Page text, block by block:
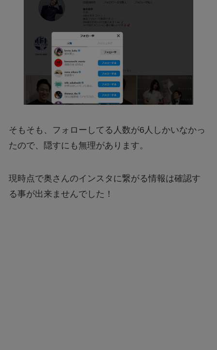
そもそも、フォローしてる人数が6人しかいなかっ
たので、隠すにも無理があります。
現時点で奥さんのインスタに繋がる情報は確認す
る事が出来ませんでした！